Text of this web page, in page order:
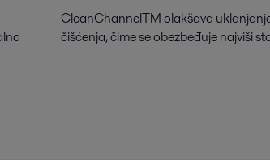
CleanChannelTM olakšava
čišćenja, čime se obezbeđuje najviši